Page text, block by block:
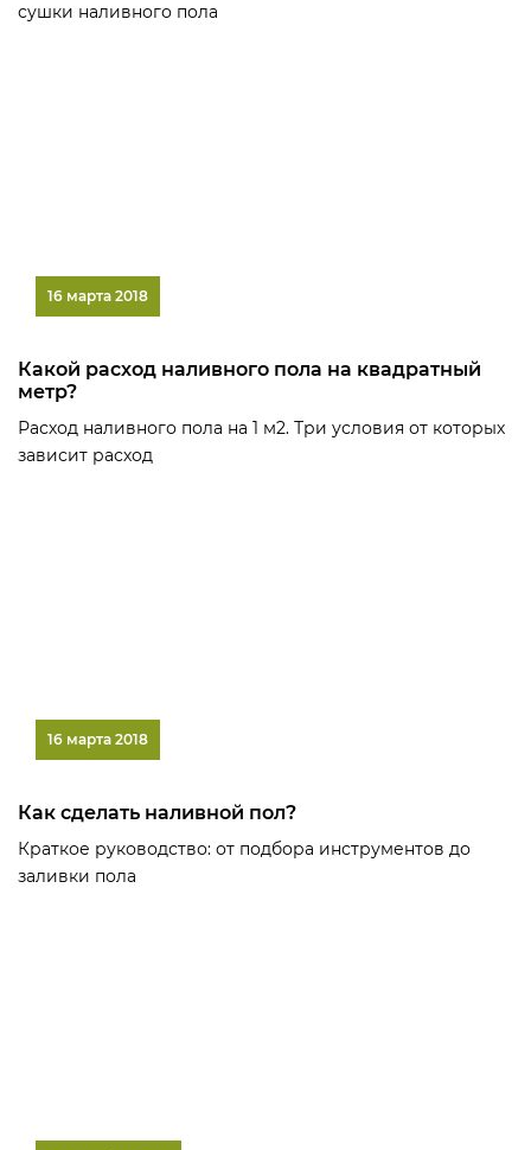
сушки наливного пола
16 марта 2018
Какой расход наливного пола на квадратный
метр?
Расход наливного пола на 1 м2. Три условия от которых
зависит расход
16 марта 2018
Как сделать наливной пол?
Краткое руководство: от подбора инструментов до
заливки пола